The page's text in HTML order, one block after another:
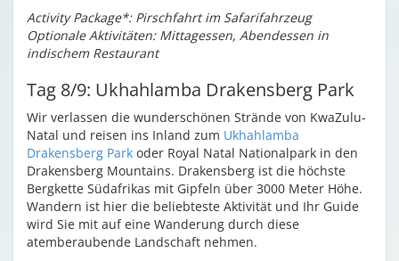
Activity Package*: Pirschfahrt im Safarifahrzeug
Optionale Aktivitäten: Mittagessen, Abendessen in
indischem Restaurant
Tag 8/9: Ukhahlamba Drakensberg Park
Wir verlassen die wunderschönen Strände von KwaZulu-
Natal und reisen ins Inland zum Ukhahlamba
Drakensberg Park oder Royal Natal Nationalpark in den
Drakensberg Mountains. Drakensberg ist die höchste
Bergkette Südafrikas mit Gipfeln über 3000 Meter Höhe.
Wandern ist hier die beliebteste Aktivität und Ihr Guide
wird Sie mit auf eine Wanderung durch diese
atemberaubende Landschaft nehmen.